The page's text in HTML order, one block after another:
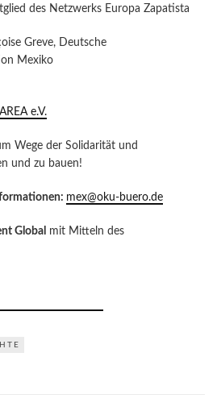
des Netzwerks Europa Zapatista
Greve, Deutsche
Mexiko
e.V.
Wege der Solidarität und
und zu bauen!
mex@oku-buero.de
Global mit Mitteln des